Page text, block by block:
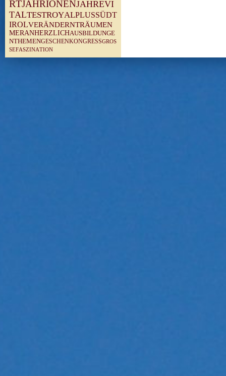
RTJAHRIONENJAHREVI
TALTESTROYALPLUSSÜDT
IROLVERÄNDERNTRÄUMEN
MERANHERZLICHAUSBILDUNGE
NTHEMENGESCHENKONGRESSGROS
SEFASZINATION